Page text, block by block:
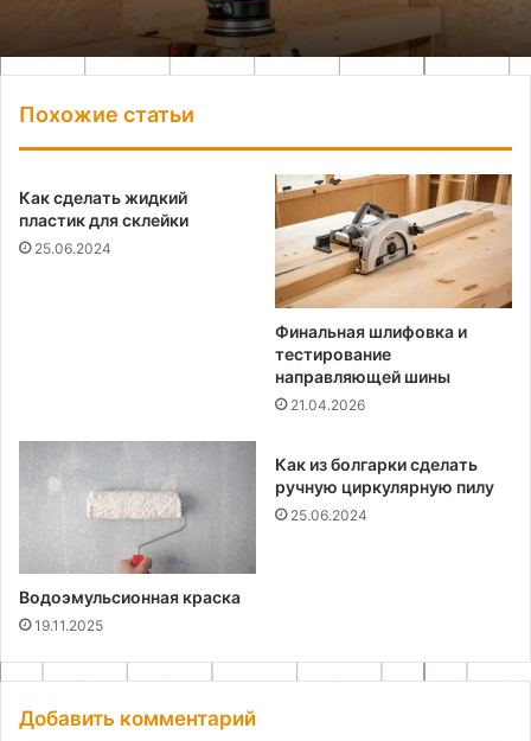
Похожие статьи
Как сделать жидкий
пластик для склейки
25.06.2024
Финальная шлифовка и
тестирование
направляющей шины
21.04.2026
Водоэмульсионная краска
19.11.2025
Как из болгарки сделать
ручную циркулярную пилу
25.06.2024
Добавить комментарий